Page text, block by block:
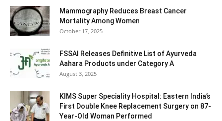
Mammography Reduces Breast Cancer
Mortality Among Women
October 17, 2025
FSSAI Releases Definitive List of Ayurveda
Aahara Products under Category A
August 3, 2025
KIMS Super Speciality Hospital: Eastern India’s
First Double Knee Replacement Surgery on 87-
Year-Old Woman Performed